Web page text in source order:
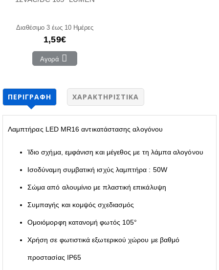
Διαθέσιμο 3 έως 10 Ημέρες
1,59€
Αγορά
ΠΕΡΙΓΡΑΦΉ ΧΑΡΑΚΤΗΡΙΣΤΙΚΆ
Λαμπτήρας LED MR16 αντικατάστασης αλογόνου
Ίδιο σχήμα, εμφάνιση και μέγεθος με τη λάμπα αλογόνου
Ισοδύναμη συμβατική ισχύς λαμπτήρα : 50W
Σώμα από αλουμίνιο με πλαστική επικάλυψη
Συμπαγής και κομψός σχεδιασμός
Ομοιόμορφη κατανομή φωτός 105°
Χρήση σε φωτιστικά εξωτερικού χώρου με βαθμό
προστασίας IP65